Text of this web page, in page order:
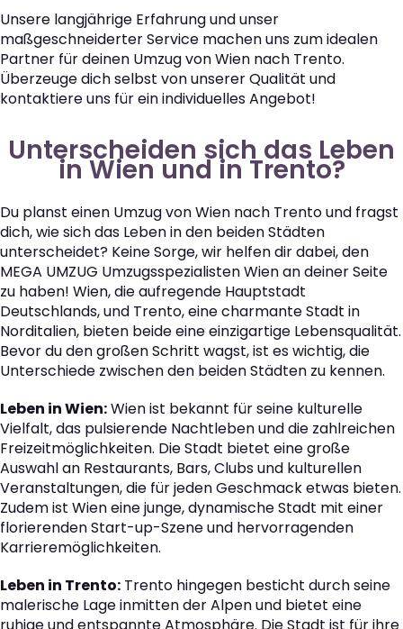
Unsere langjährige Erfahrung und unser
maßgeschneiderter Service machen uns zum idealen
Partner für deinen Umzug von Wien nach Trento.
Überzeuge dich selbst von unserer Qualität und
kontaktiere uns für ein individuelles Angebot!
Unterscheiden sich das Leben
in Wien und in Trento?
Du planst einen Umzug von Wien nach Trento und fragst
dich, wie sich das Leben in den beiden Städten
unterscheidet? Keine Sorge, wir helfen dir dabei, den
MEGA UMZUG Umzugsspezialisten Wien an deiner Seite
zu haben! Wien, die aufregende Hauptstadt
Deutschlands, und Trento, eine charmante Stadt in
Norditalien, bieten beide eine einzigartige Lebensqualität.
Bevor du den großen Schritt wagst, ist es wichtig, die
Unterschiede zwischen den beiden Städten zu kennen.
Leben in Wien:Wien ist bekannt für seine kulturelle
Vielfalt, das pulsierende Nachtleben und die zahlreichen
Freizeitmöglichkeiten. Die Stadt bietet eine große
Auswahl an Restaurants, Bars, Clubs und kulturellen
Veranstaltungen, die für jeden Geschmack etwas bieten.
Zudem ist Wien eine junge, dynamische Stadt mit einer
florierenden Start-up-Szene und hervorragenden
Karrieremöglichkeiten.
Leben in Trento: Trento hingegen besticht durch seine
malerische Lage inmitten der Alpen und bietet eine